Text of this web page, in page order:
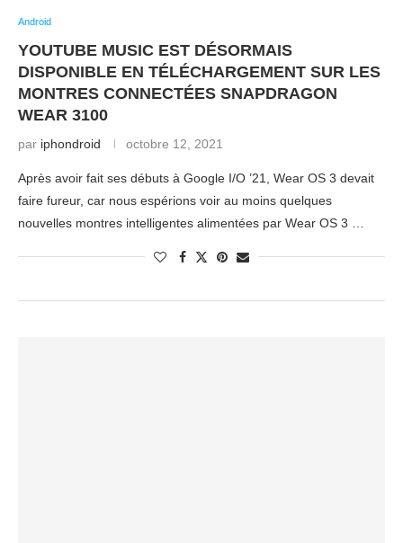
Android
YOUTUBE MUSIC EST DÉSORMAIS
DISPONIBLE EN TÉLÉCHARGEMENT SUR LES
MONTRES CONNECTÉES SNAPDRAGON
WEAR 3100
par iphondroid octobre 12, 2021
Après avoir fait ses débuts à Google I/O ’21, Wear OS 3 devait
faire fureur, car nous espérions voir au moins quelques
nouvelles montres intelligentes alimentées par Wear OS 3 …